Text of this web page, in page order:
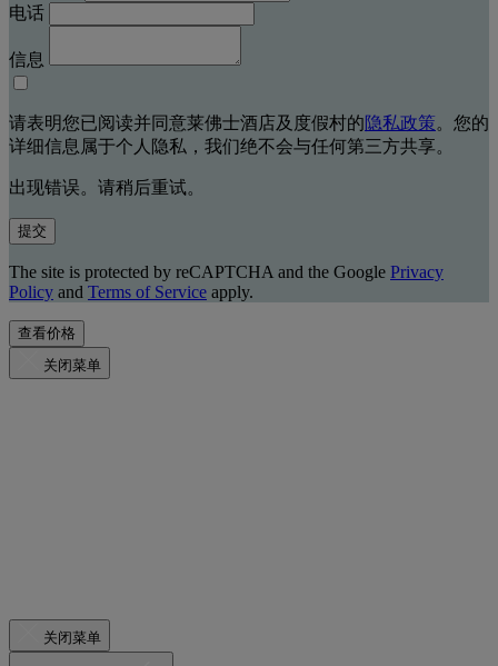
电话
信息
请表明您已阅读并同意莱佛士酒店及度假村的隐私政策。您的
详细信息属于个人隐私，我们绝不会与任何第三方共享。
出现错误。请稍后重试。
提交
The site is protected by reCAPTCHA and the Google Privacy
Policy and Terms of Service apply.
查看价格
关闭菜单
关闭菜单